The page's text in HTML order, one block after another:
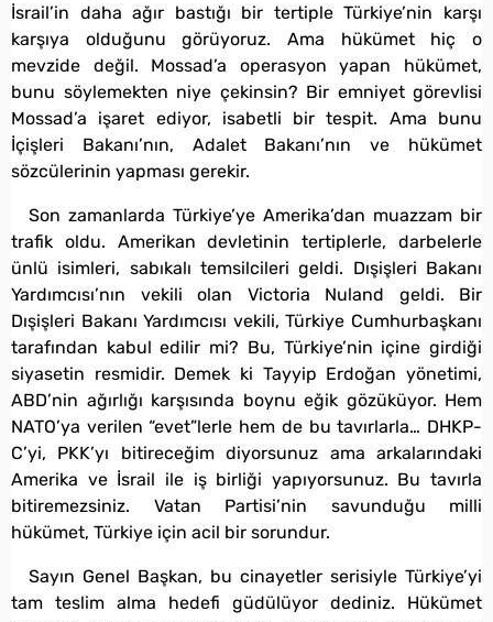
İsrail’in daha ağır bastığı bir tertiple Türkiye’nin karşı
karşıya olduğunu görüyoruz. Ama hükümet hiç o
mevzide değil. Mossad’a operasyon yapan hükümet,
bunu söylemekten niye çekinsin? Bir emniyet görevlisi
Mossad’a işaret ediyor, isabetli bir tespit. Ama bunu
İçişleri Bakanı’nın, Adalet Bakanı’nın ve hükümet
sözcülerinin yapması gerekir.
Son zamanlarda Türkiye’ye Amerika’dan muazzam bir
trafik oldu. Amerikan devletinin tertiplerle, darbelerle
ünlü isimleri, sabıkalı temsilcileri geldi. Dışişleri Bakanı
Yardımcısı’nın vekili olan Victoria Nuland geldi. Bir
Dışişleri Bakanı Yardımcısı vekili, Türkiye Cumhurbaşkanı
tarafından kabul edilir mi? Bu, Türkiye’nin içine girdiği
siyasetin resmidir. Demek ki Tayyip Erdoğan yönetimi,
ABD’nin ağırlığı karşısında boynu eğik gözüküyor. Hem
NATO’ya verilen “evet”lerle hem de bu tavırlarla… DHKP-
C’yi, PKK’yı bitireceğim diyorsunuz ama arkalarındaki
Amerika ve İsrail ile iş birliği yapıyorsunuz. Bu tavırla
bitiremezsiniz. Vatan Partisi’nin savunduğu milli
hükümet, Türkiye için acil bir sorundur.
Sayın Genel Başkan, bu cinayetler serisiyle Türkiye’yi
tam teslim alma hedefi güdülüyor dediniz. Hükümet